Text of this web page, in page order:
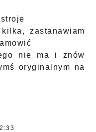
zastanawiam
nie ma i znów
oryginalnym na